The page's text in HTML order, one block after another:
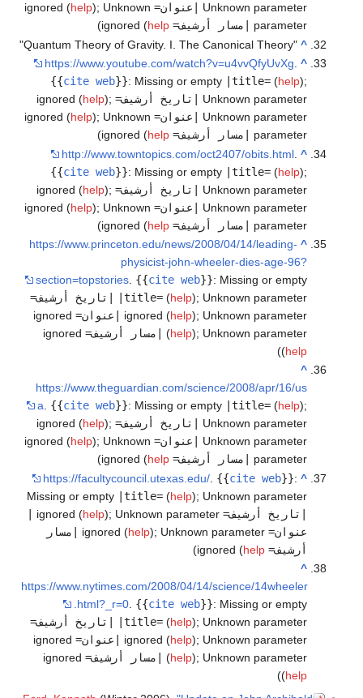
Unknown parameter
|عنوان=ignored (
help); Unknown
parameter
|مسار أرشيف=ignored (
help
)
^
"Quantum Theory of Gravity. I. The Canonical Theory"
^
https://www.youtube.com/watch?v=u4vvQfyUvXg.
{{cite web}}: Missing or empty |title= (help);
Unknown parameter
|تاريخ أرشيف=ignored (
help);
Unknown parameter
|عنوان=ignored (
help); Unknown
parameter
|مسار أرشيف=ignored (
help
)
^
http://www.towntopics.com/oct2407/obits.html
{{cite web}}: Missing or empty |title= (help);
Unknown parameter
|تاريخ أرشيف=ignored (
help);
Unknown parameter
|عنوان=ignored (
help); Unknown
parameter
|مسار أرشيف=ignored (
help
)
^
https://www.princeton.edu/news/2008/04/14/leading-
physicist-john-wheeler-dies-age-96?
section=topstories {{cite web}}: Missing or empty
|title= (help); Unknown parameter
|تاريخ أرشيف=
ignored (help); Unknown parameter |عنوان= ignored
(help); Unknown parameter |مسار أرشيف= ignored
(help
)
^
https://www.theguardian.com/science/2008/apr/16/us
a. {{cite web}}: Missing or empty |title= (help);
Unknown parameter
|تاريخ أرشيف=ignored (
help);
Unknown parameter
|عنوان=ignored (
help); Unknown
parameter
|مسار أرشيف=ignored (
help
)
^
https://facultycouncil.utexas.edu/ {{cite web}}:
Missing or empty
|title= (help); Unknown parameter
|تاريخ أرشيف=ignored (
help); Unknown parameter
عنوان=ignored (
help); Unknown parameter
|مسار
أرشيف=ignored (
help
)
^
https://www.nytimes.com/2008/04/14/science/14wheeler
.html?_r=0. {{cite web}}: Missing or empty
|title= (help); Unknown parameter
|تاريخ أرشيف=
ignored (help); Unknown parameter |عنوان= ignored
(help); Unknown parameter |مسار أرشيف= ignored
(help
)